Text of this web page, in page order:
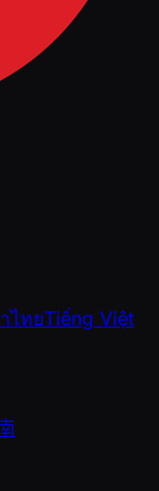
ไทยTiếng Việt